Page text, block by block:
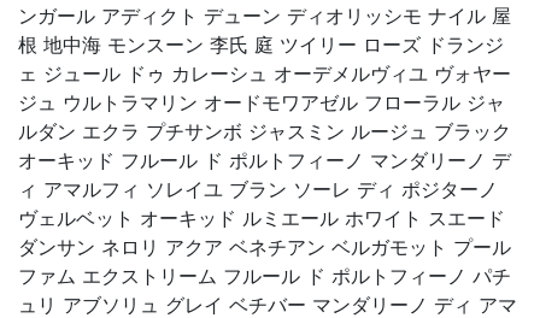
ンガール アディクト デューン ディオリッシモ ナイル 屋
根 地中海 モンスーン 李氏 庭 ツイリー ローズ ドランジ
ェ ジュール ドゥ カレーシュ オーデメルヴィユ ヴォヤー
ジュ ウルトラマリン オードモワアゼル フローラル ジャ
ルダン エクラ プチサンボ ジャスミン ルージュ ブラック
オーキッド フルール ド ポルトフィーノ マンダリーノ デ
ィ アマルフィ ソレイユ ブラン ソーレ ディ ポジターノ
ヴェルベット オーキッド ルミエール ホワイト スエード
ダンサン ネロリ アクア ベネチアン ベルガモット プール
ファム エクストリーム フルール ド ポルトフィーノ パチ
ュリ アブソリュ グレイ ベチバー マンダリーノ ディ アマ